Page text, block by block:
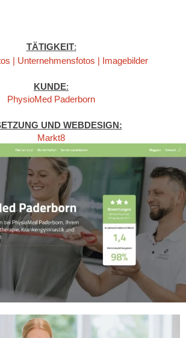
TÄTIGKEIT:
| Unternehmensfotos | Imagebilder
KUNDE:
PhysioMed Paderborn
UND WEBDESIGN:
Markt8